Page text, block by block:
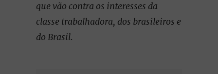
que vão contra os interesses da
classe trabalhadora, dos brasileiros e
do Brasil.